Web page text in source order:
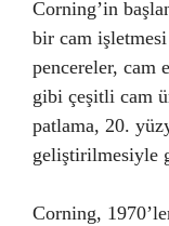
Corning’in
bir cam
pencereler, cam
gibi çeşitli cam
patlama, 20.
geliştirilmesiyle
Corning,